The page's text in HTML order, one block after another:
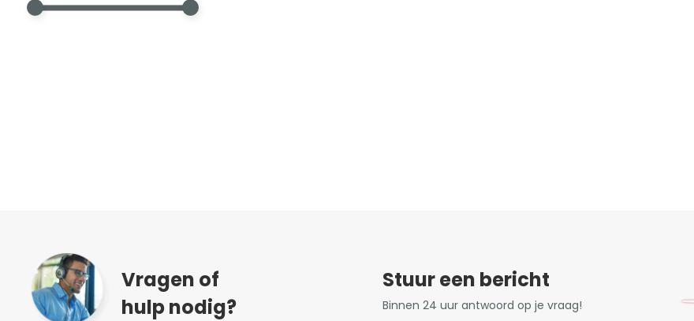
Vragen of
hulp nodig?
Stuur een bericht
Binnen 24 uur antwoord op je vraag!